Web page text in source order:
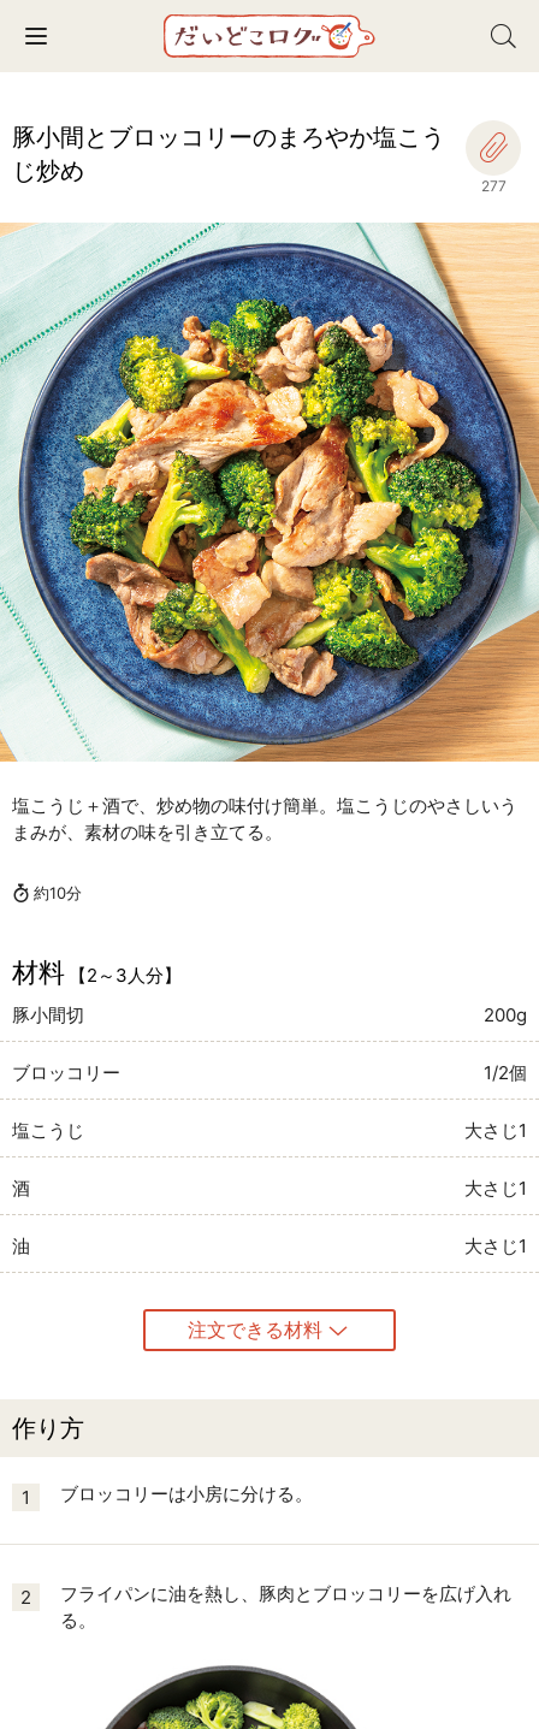
Toggle navigation
豚小間とブロッコリーのまろやか塩こう
じ炒め
277
塩こうじ＋酒で、炒め物の味付け簡単。塩こうじのやさしいう
まみが、素材の味を引き立てる。
約10分
材料
【2～3人分】
豚小間切
200g
ブロッコリー 1/2個
塩こうじ 大さじ1
酒 大さじ1
油 大さじ1
注文できる材料
作り方
1 ブロッコリーは小房に分ける。
2
フライパンに油を熱し、豚肉とブロッコリーを広げ入れ
る。